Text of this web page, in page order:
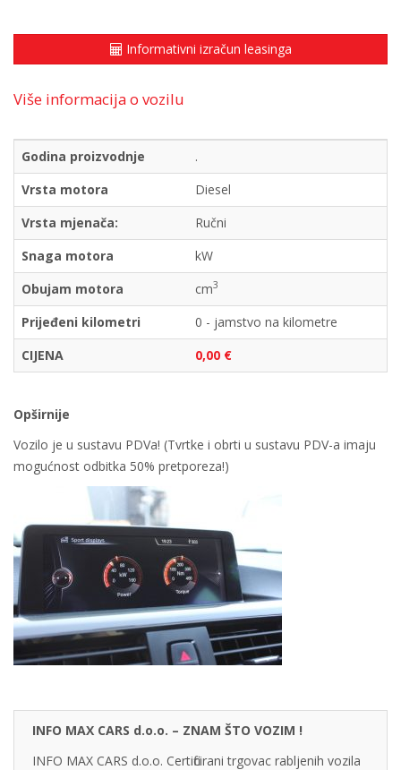
Informativni izračun leasinga
Više informacija o vozilu
Godina proizvodnje
.
Vrsta motora
Diesel
Vrsta mjenača:
Ručni
Snaga motora
kW
Obujam motora
cm3
Prijeđeni kilometri
0 - jamstvo na kilometre
CIJENA
0,00 €
Opširnije
Vozilo je u sustavu PDVa! (Tvrtke i obrti u sustavu PDV-a imaju
mogućnost odbitka 50% pretporeza!)
INFO MAX CARS d.o.o. – ZNAM ŠTO VOZIM !
INFO MAX CARS d.o.o. Certificirani trgovac rabljenih vozila